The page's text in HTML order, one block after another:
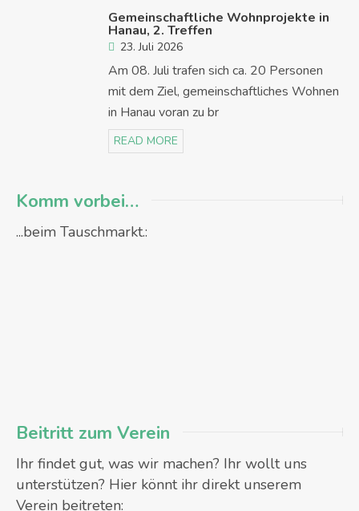
Gemeinschaftliche Wohnprojekte in
Hanau, 2. Treffen
23. Juli 2026
Am 08. Juli trafen sich ca. 20 Personen
mit dem Ziel, gemeinschaftliches Wohnen
in Hanau voran zu br
READ MORE
Komm vorbei…
...beim Tauschmarkt.:
Beitritt zum Verein
Ihr findet gut, was wir machen? Ihr wollt uns
unterstützen? Hier könnt ihr direkt unserem
Verein beitreten: